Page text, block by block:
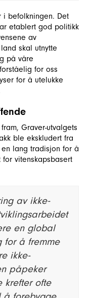
befolkningen. Det
etablert god politikk
av
skal utnytte
på våre
for oss
for å utelukke
Graver-utvalgets
ble ekskludert fra
lang tradisjon for å
vitenskapsbasert
av ikke-
en global
for å fremme
ikke-
påpeker
krefter ofte